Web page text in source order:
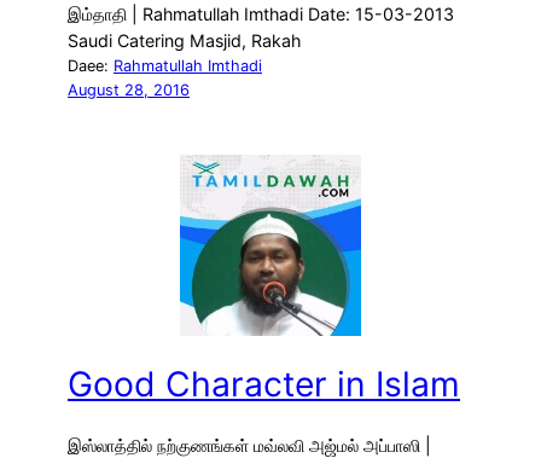
இம்தாதி | Rahmatullah Imthadi Date: 15-03-2013
Saudi Catering Masjid, Rakah
Daee: Rahmatullah Imthadi
August 28, 2016
Good Character in Islam
இஸ்லாத்தில் நற்குணங்கள் மவ்லவி அஜ்மல் அப்பாஸி |